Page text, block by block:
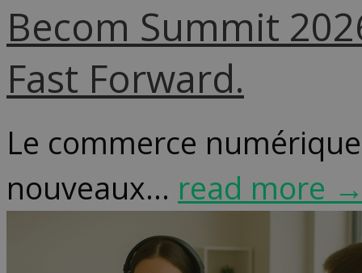
Becom Summit
Fast Forward.
Le commerce
nouveaux... read more